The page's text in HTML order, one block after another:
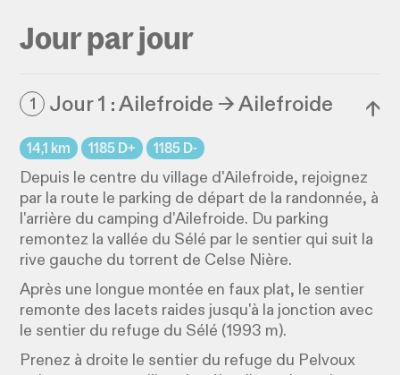
Jour par jour
1 Jour 1 : Ailefroide → Ailefroide ↓
14,1 km 1185 D+ 1185 D-
Depuis le centre du village d'Ailefroide, rejoignez
par la route le parking de départ de la randonnée, à
l'arrière du camping d'Ailefroide. Du parking
remontez la vallée du Sélé par le sentier qui suit la
rive gauche du torrent de Celse Nière.
Après une longue montée en faux plat, le sentier
remonte des lacets raides jusqu'à la jonction avec
le sentier du refuge du Sélé (1993 m).
Prenez à droite le sentier du refuge du Pelvoux